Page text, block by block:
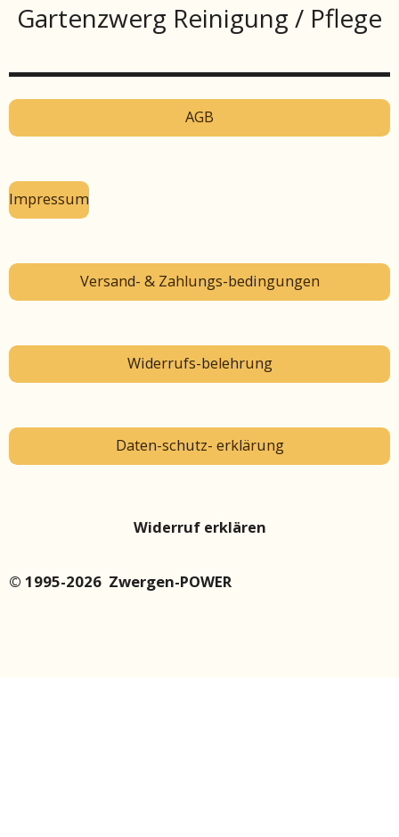
Gartenzwerg Reinigung / Pflege
AGB
Impressum
Versand- & Zahlungs-bedingungen
Widerrufs-belehrung
Daten-schutz- erklärung
Widerruf erklären
© 1995-2026 Zwergen-POWER